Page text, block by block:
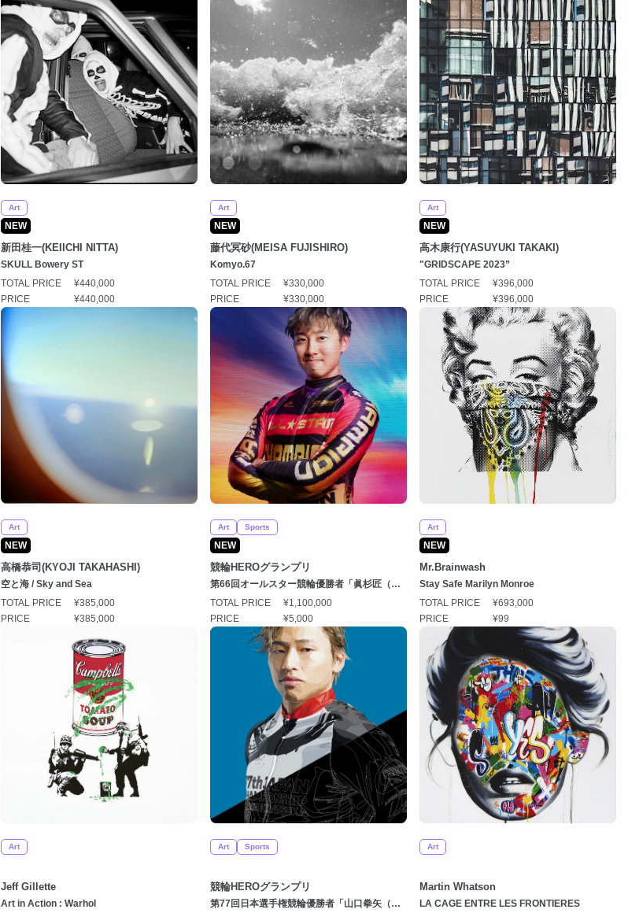
Art
NEW
新田桂一(KEIICHI NITTA)
SKULL Bowery ST
TOTAL PRICE
¥440,000
PRICE
¥440,000
Art
NEW
藤代冥砂(MEISA FUJISHIRO)
Komyo.67
TOTAL PRICE
¥330,000
PRICE
¥330,000
Art
NEW
高木康行(YASUYUKI TAKAKI)
"GRIDSCAPE 2023”
TOTAL PRICE
¥396,000
PRICE
¥396,000
Art
NEW
高橋恭司(KYOJI TAKAHASHI)
空と海 / Sky and Sea
TOTAL PRICE
¥385,000
PRICE
¥385,000
Art Sports
NEW
競輪HEROグランプリ
第66回オールスター競輪優勝者「眞杉匠（ま
すぎたくみ）選手」
TOTAL PRICE
¥1,100,000
PRICE
¥5,000
Art
NEW
Mr.Brainwash
Stay Safe Marilyn Monroe
TOTAL PRICE
¥693,000
PRICE
¥99
Art
Jeff Gillette
Art in Action : Warhol
Art Sports
競輪HEROグランプリ
第77回日本選手権競輪優勝者「山口拳矢（や
Art
Martin Whatson
LA CAGE ENTRE LES FRONTIERES